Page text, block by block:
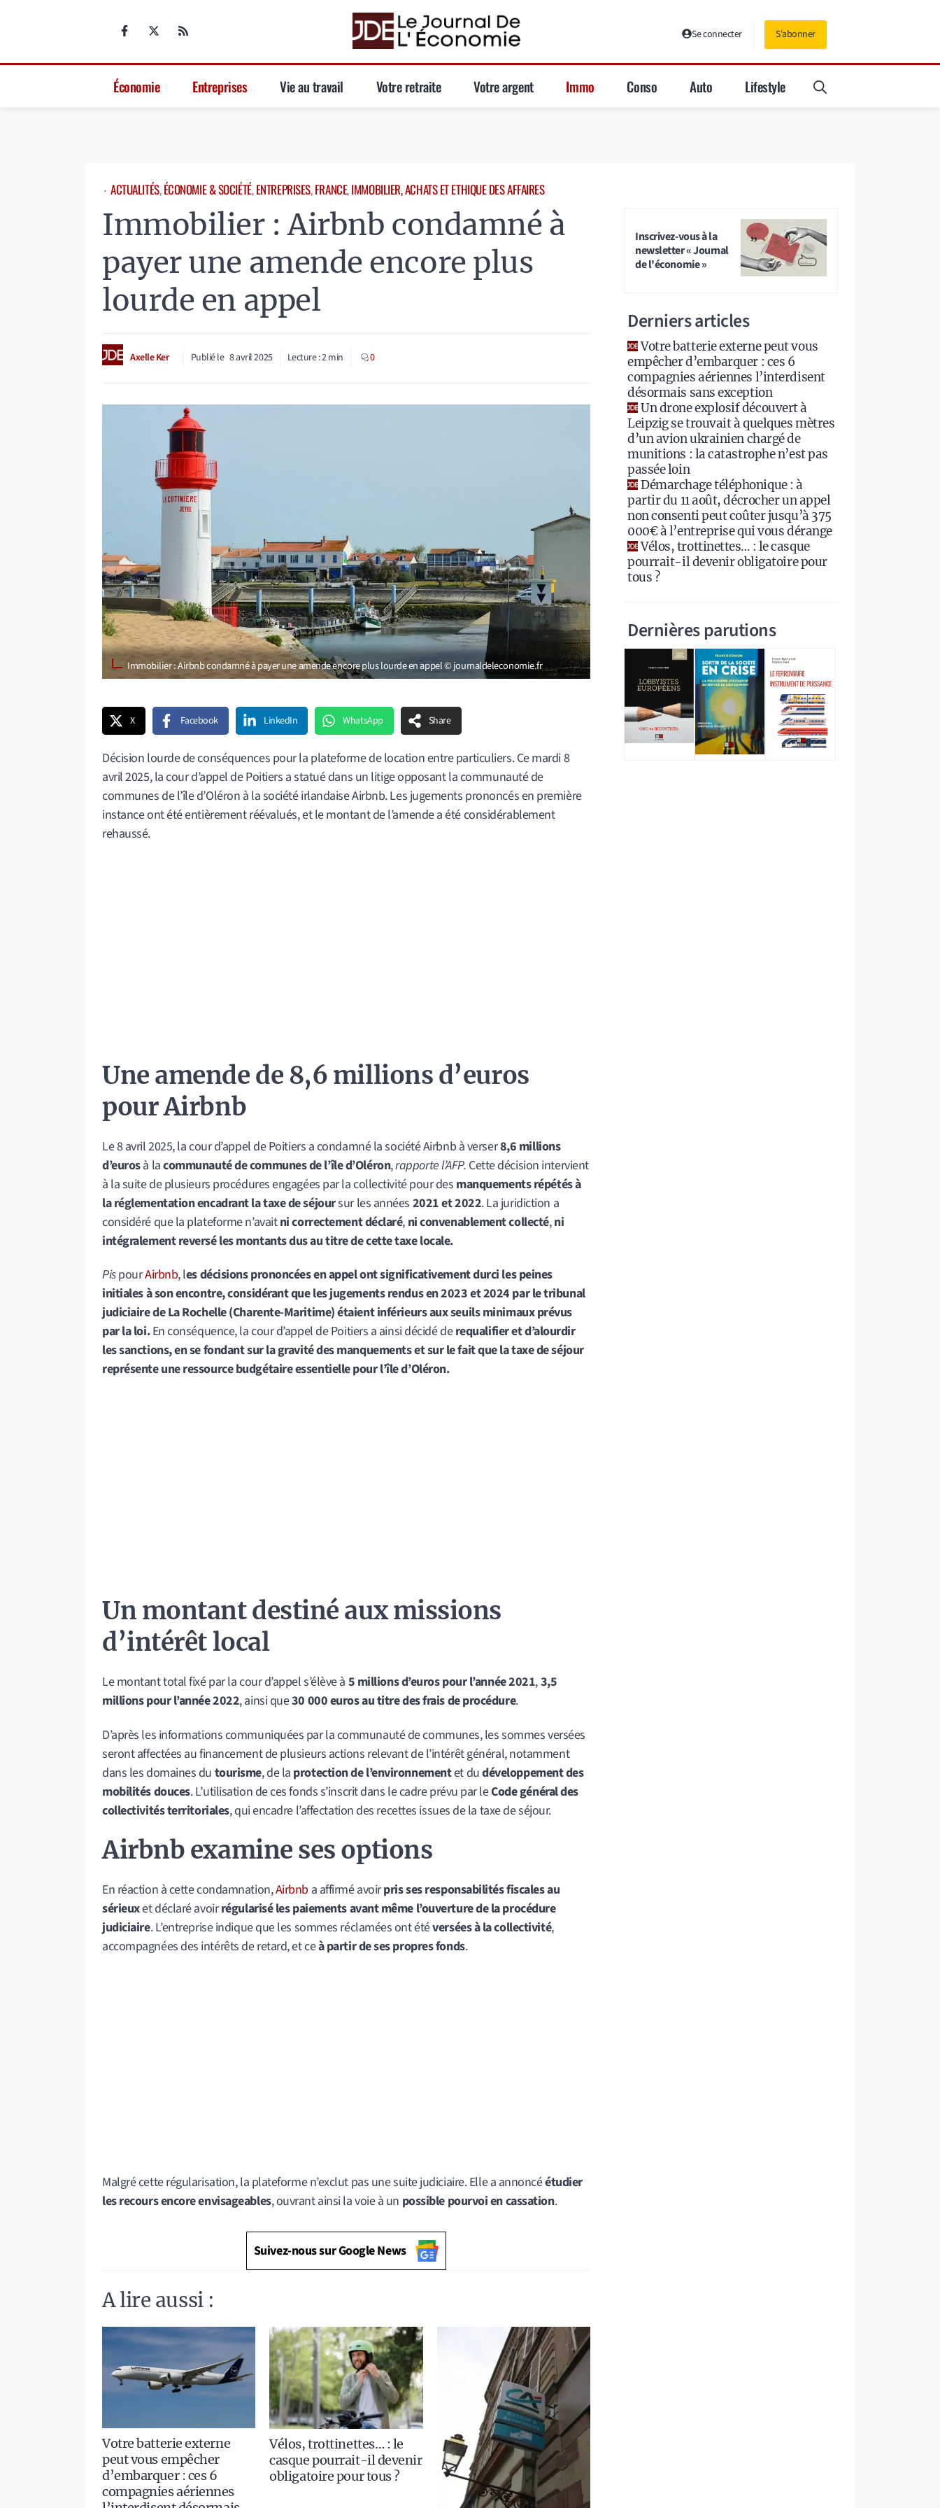
Se connecter S'abonner
Économie Entreprises Vie au travail Votre retraite Votre argent Immo Conso Auto Lifestyle
⋅ ACTUALITÉS, ÉCONOMIE & SOCIÉTÉ, ENTREPRISES, FRANCE, IMMOBILIER, ACHATS ET ETHIQUE DES AFFAIRES
Immobilier : Airbnb condamné à
payer une amende encore plus
lourde en appel
Axelle Ker Publié le 8 avril 2025 Lecture :2min 0
Immobilier : Airbnb condamné à payer une amende encore plus lourde en appel © journaldeleconomie.fr
X Facebook LinkedIn WhatsApp Share
Décision lourde de conséquences pour la plateforme de location entre particuliers. Ce mardi 8
avril 2025, la cour d’appel de Poitiers a statué dans un litige opposant la communauté de
communes de l’île d’Oléron à la société irlandaise Airbnb. Les jugements prononcés en première
instance ont été entièrement réévalués, et le montant de l’amende a été considérablement
rehaussé.
Une amende de 8,6 millions d’euros
pour Airbnb
Le 8 avril 2025, la cour d’appel de Poitiers a condamné la société Airbnb à verser8,6 millions
d’eurosà lacommunauté de communes de l’île d’Oléron,rapporte l’AFP. Cette décision intervient
à la suite de plusieurs procédures engagées par la collectivité pour des manquements répétés à
la réglementation encadrant la taxe de séjoursur les années 2021 et 2022. La juridiction a
considéré que la plateforme n’avaitni correctement déclaré, ni convenablement collecté,ni
intégralement reverséles montants dus au titre de cette taxe locale.
PispourAirbnb, les décisions prononcées en appel ont significativement durci les peines
initiales à son encontre, considérant que les jugements rendus en 2023 et 2024 par le tribunal
judiciaire de La Rochelle (Charente-Maritime) étaient inférieurs aux seuils minimaux prévus
par la loi.En conséquence, la cour d’appel de Poitiers a ainsi décidé derequalifier et d’alourdir
les sanctions, en se fondant sur la gravité des manquements et sur le fait que la taxe de séjour
représente une ressource budgétaire essentielle pour l’île d’Oléron.
Un montant destiné aux missions
d’intérêt local
Le montant total fixé par la cour d’appel s’élève à 5 millions d’euros pour l’année 2021,3,5
millions pour l’année 2022, ainsi que30 000 euros au titre des frais de procédure.
D’après les informations communiquées par la communauté de communes, les sommes versées
seront affectées au financement de plusieurs actions relevant de l’intérêt général, notamment
dans les domaines du tourisme, de la protection de l’environnementet dudéveloppement des
mobilités douces. L’utilisation de ces fonds s’inscrit dans le cadre prévu par leCode général des
collectivités territoriales, qui encadre l’affectation des recettes issues de la taxe de séjour.
Airbnb examine ses options
En réaction à cette condamnation,Airbnb a affirmé avoirpris ses responsabilités fiscales au
sérieuxet déclaré avoirrégularisé les paiements avant même l’ouverture de la procédure
judiciaire. L’entreprise indique que les sommes réclamées ont étéversées à la collectivité,
accompagnées des intérêts de retard, et ceà partir de ses propres fonds.
Malgré cette régularisation, la plateforme n’exclut pas une suite judiciaire. Elle a annoncéétudier
les recours encore envisageables, ouvrant ainsi la voie à un possible pourvoi en cassation.
Suivez-nous sur Google News
A lire aussi :
Votre batterie externe
peut vous empêcher
d’embarquer : ces 6
compagnies aériennes
Vélos, trottinettes… : le
casque pourrait-il devenir
obligatoire pour tous ?
Inscrivez-vous à la
newsletter « Journal
de l'économie »
Derniers articles
Votre batterie externe peut vous
empêcher d’embarquer : ces 6
compagnies aériennes l’interdisent
désormais sans exception
Un drone explosif découvert à
Leipzig se trouvait à quelques mètres
d’un avion ukrainien chargé de
munitions : la catastrophe n’est pas
passée loin
Démarchage téléphonique : à
partir du 11 août, décrocher un appel
non consenti peut coûter jusqu’à 375
000€ à l’entreprise qui vous dérange
Vélos, trottinettes… : le casque
pourrait-il devenir obligatoire pour
tous ?
Dernières parutions